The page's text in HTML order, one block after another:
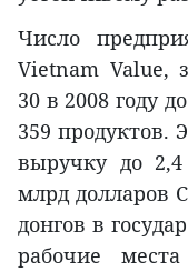
Число
Vietnam Value,
30 в 2008 году
359 продуктов.
выручку до 2,4
млрд долларов
донгов в
рабочие